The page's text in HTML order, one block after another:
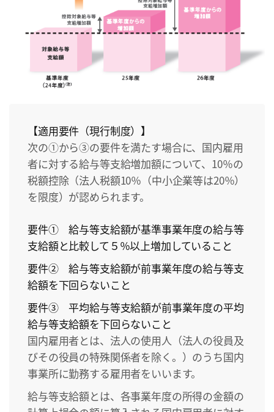
【適用要件（現行制度）】
次の①から③の要件を満たす場合に、国内雇用
者に対する給与等支給増加額について、10％の
税額控除（法人税額10％（中小企業等は20％）
を限度）が認められます。
要件① 給与等支給額が基準事業年度の給与等
支給額と比較して５％以上増加していること
要件② 給与等支給額が前事業年度の給与等支
給額を下回らないこと
要件③ 平均給与等支給額が前事業年度の平均
給与等支給額を下回らないこと
国内雇用者とは、法人の使用人（法人の役員及
びその役員の特殊関係者を除く。）のうち国内
事業所に勤務する雇用者をいいます。
給与等支給額とは、各事業年度の所得の金額の